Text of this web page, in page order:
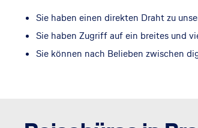
Sie haben einen direkten Draht zu
Sie haben Zugriff auf ein breites und
Sie können nach Belieben zwischen